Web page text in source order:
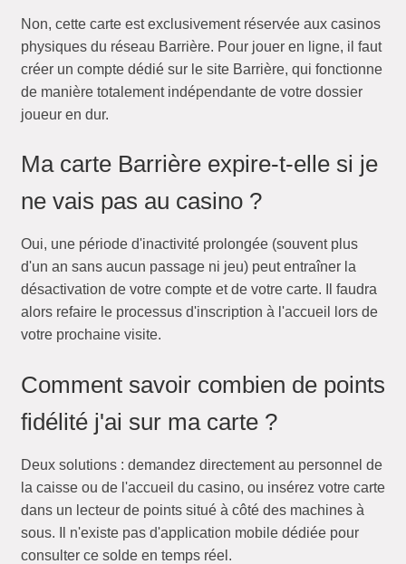
Non, cette carte est exclusivement réservée aux casinos
physiques du réseau Barrière. Pour jouer en ligne, il faut
créer un compte dédié sur le site Barrière, qui fonctionne
de manière totalement indépendante de votre dossier
joueur en dur.
Ma carte Barrière expire-t-elle si je
ne vais pas au casino ?
Oui, une période d'inactivité prolongée (souvent plus
d'un an sans aucun passage ni jeu) peut entraîner la
désactivation de votre compte et de votre carte. Il faudra
alors refaire le processus d'inscription à l'accueil lors de
votre prochaine visite.
Comment savoir combien de points
fidélité j'ai sur ma carte ?
Deux solutions : demandez directement au personnel de
la caisse ou de l'accueil du casino, ou insérez votre carte
dans un lecteur de points situé à côté des machines à
sous. Il n'existe pas d'application mobile dédiée pour
consulter ce solde en temps réel.